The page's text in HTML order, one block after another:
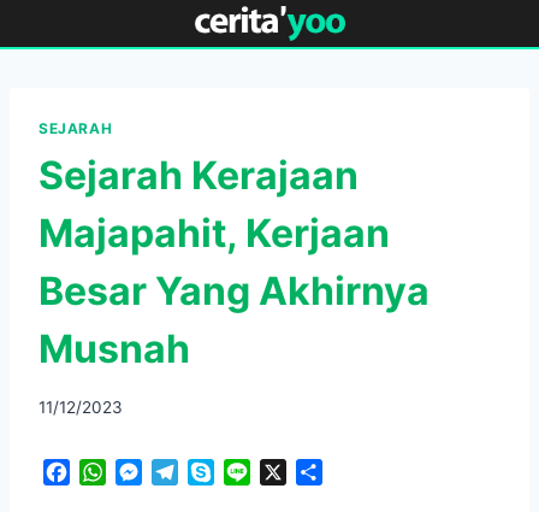
to
SEJARAH
Sejarah Kerajaan
Majapahit, Kerjaan
Besar Yang Akhirnya
Musnah
11/12/2023
W
M